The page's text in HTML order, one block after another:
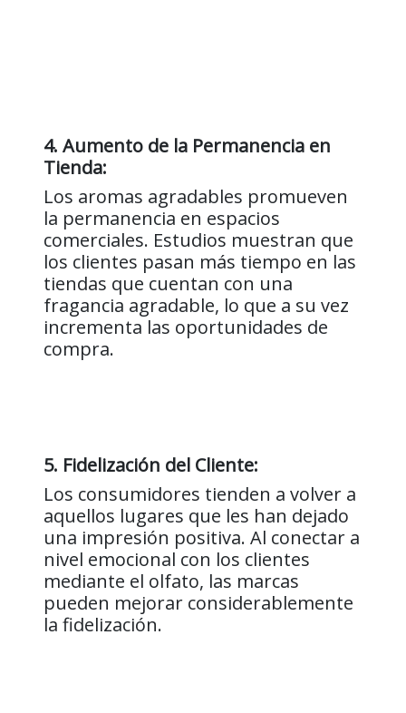
4. Aumento de la Permanencia en
Tienda:
Los aromas agradables promueven
la permanencia en espacios
comerciales. Estudios muestran que
los clientes pasan más tiempo en las
tiendas que cuentan con una
fragancia agradable, lo que a su vez
incrementa las oportunidades de
compra.
5. Fidelización del Cliente:
Los consumidores tienden a volver a
aquellos lugares que les han dejado
una impresión positiva. Al conectar a
nivel emocional con los clientes
mediante el olfato, las marcas
pueden mejorar considerablemente
la fidelización.